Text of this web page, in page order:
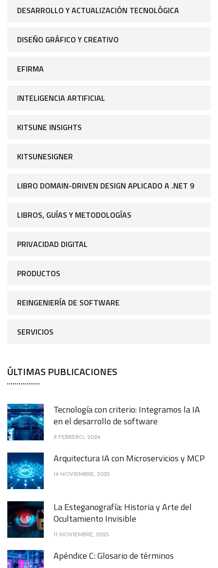
DESARROLLO Y ACTUALIZACIÓN TECNOLÓGICA
DISEÑO GRÁFICO Y CREATIVO
EFIRMA
INTELIGENCIA ARTIFICIAL
KITSUNE INSIGHTS
KITSUNESIGNER
LIBRO DOMAIN-DRIVEN DESIGN APLICADO A .NET 9
LIBROS, GUÍAS Y METODOLOGÍAS
PRIVACIDAD DIGITAL
PRODUCTOS
REINGENIERÍA DE SOFTWARE
SERVICIOS
ÚLTIMAS PUBLICACIONES
Tecnología con criterio: Integramos la IA
en el desarrollo de software
8 FEBRERO, 2026
Arquitectura IA con Microservicios y MCP
19 NOVIEMBRE, 2025
La Esteganografía: Historia y Arte del
Ocultamiento Invisible
11 NOVIEMBRE, 2025
Apéndice C: Glosario de términos